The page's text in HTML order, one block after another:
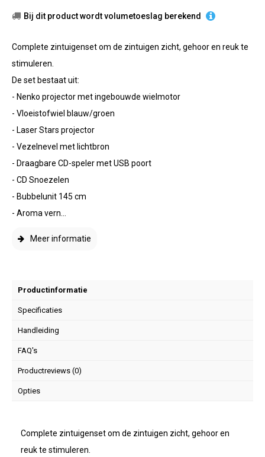
Bij dit product wordt volumetoeslag berekend
Complete zintuigenset om de zintuigen zicht, gehoor en reuk te
stimuleren.
De set bestaat uit:
- Nenko projector met ingebouwde wielmotor
- Vloeistofwiel blauw/groen
- Laser Stars projector
- Vezelnevel met lichtbron
- Draagbare CD-speler met USB poort
- CD Snoezelen
- Bubbelunit 145 cm
- Aroma vern...
Meer informatie
Productinformatie
Specificaties
Handleiding
FAQ's
Productreviews (0)
Opties
Complete zintuigenset om de zintuigen zicht, gehoor en
reuk te stimuleren.